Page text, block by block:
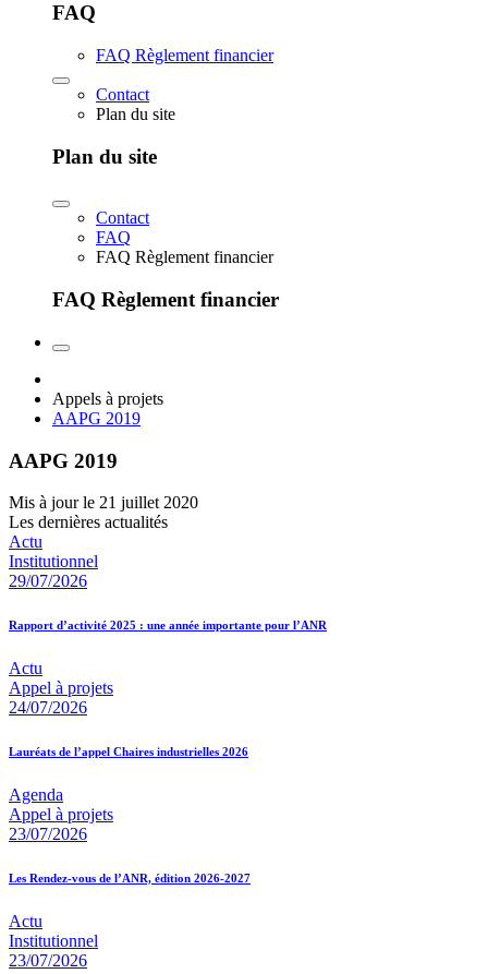
FAQ
FAQ Règlement financier
Contact
Plan du site
Plan du site
Contact
FAQ
FAQ Règlement financier
FAQ Règlement financier
Appels à projets
AAPG 2019
AAPG 2019
Mis à jour le 21 juillet 2020
Les dernières actualités
Actu
Institutionnel
29/07/2026
Rapport d’activité 2025 : une année importante pour l’ANR
Actu
Appel à projets
24/07/2026
Lauréats de l’appel Chaires industrielles 2026
Agenda
Appel à projets
23/07/2026
Les Rendez-vous de l’ANR, édition 2026-2027
Actu
Institutionnel
23/07/2026